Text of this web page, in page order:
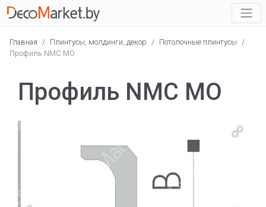
Главная / Плинтусы, молдинги, декор / Потолочные плинтусы /
Профиль NMC MO
Профиль NMC MO